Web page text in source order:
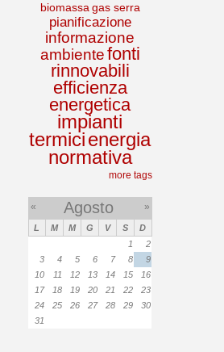
biomassa gas serra
pianificazione
informazione
ambientefonti
rinnovabili
efficienza
energetica
impianti
termicienergia
normativa
more tags
« Agosto »
L M M G V S
D
1
2
3
4 5 6 7 8
9
10
11 12 13 14 15
16
17
18 19 20 21 22
23
24
25 26 27 28 29
30
31